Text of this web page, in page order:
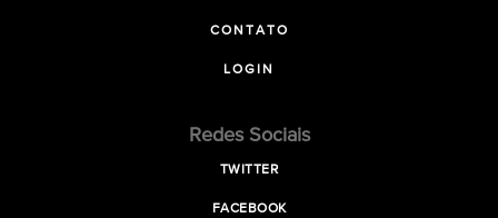
CONTATO
LOGIN
Redes Sociais
TWITTER
FACEBOOK